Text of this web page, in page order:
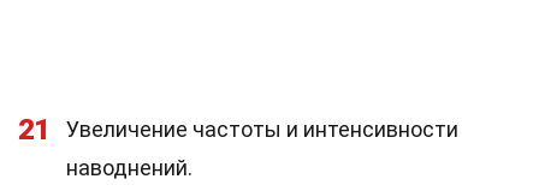
21
Увеличение частоты и интенсивности
наводнений.